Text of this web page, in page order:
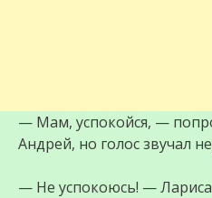
— Мам, успокойся, —
Андрей, но голос звучал
— Не успокоюсь! —